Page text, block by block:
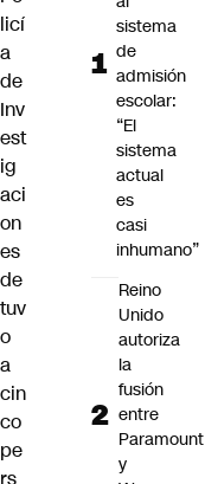
licí
a
de
Inv
est
ig
aci
on
es
de
tuv
o
a
cin
co
pe
rs
sistema
de
admisión
escolar:
“El
sistema
actual
es
casi
inhumano”
Reino
Unido
autoriza
la
fusión
entre
Paramount
y